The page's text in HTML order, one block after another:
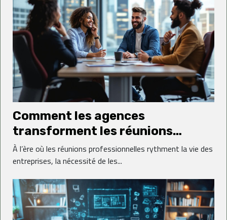
Comment les agences
transforment les réunions
professionnelles en expériences
réussies ?
À l’ère où les réunions professionnelles rythment la vie des
entreprises, la nécessité de les...